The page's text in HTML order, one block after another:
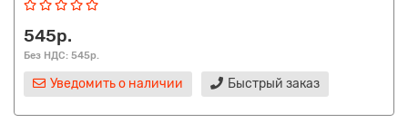
545р.
Без НДС: 545р.
Уведомить о наличии Быстрый заказ